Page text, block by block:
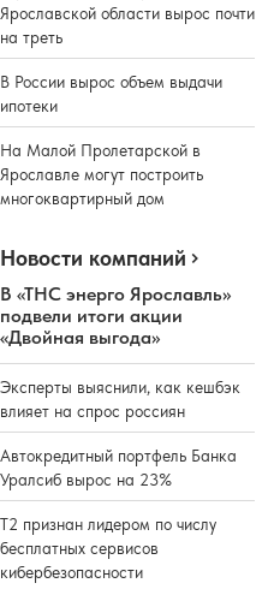
Ярославской области вырос почти
на треть
В России вырос объем выдачи
ипотеки
На Малой Пролетарской в
Ярославле могут построить
многоквартирный дом
Новости компаний
В «ТНС энерго Ярославль»
подвели итоги акции
«Двойная выгода»
Эксперты выяснили, как кешбэк
влияет на спрос россиян
Автокредитный портфель Банка
Уралсиб вырос на 23%
Т2 признан лидером по числу
бесплатных сервисов
кибербезопасности